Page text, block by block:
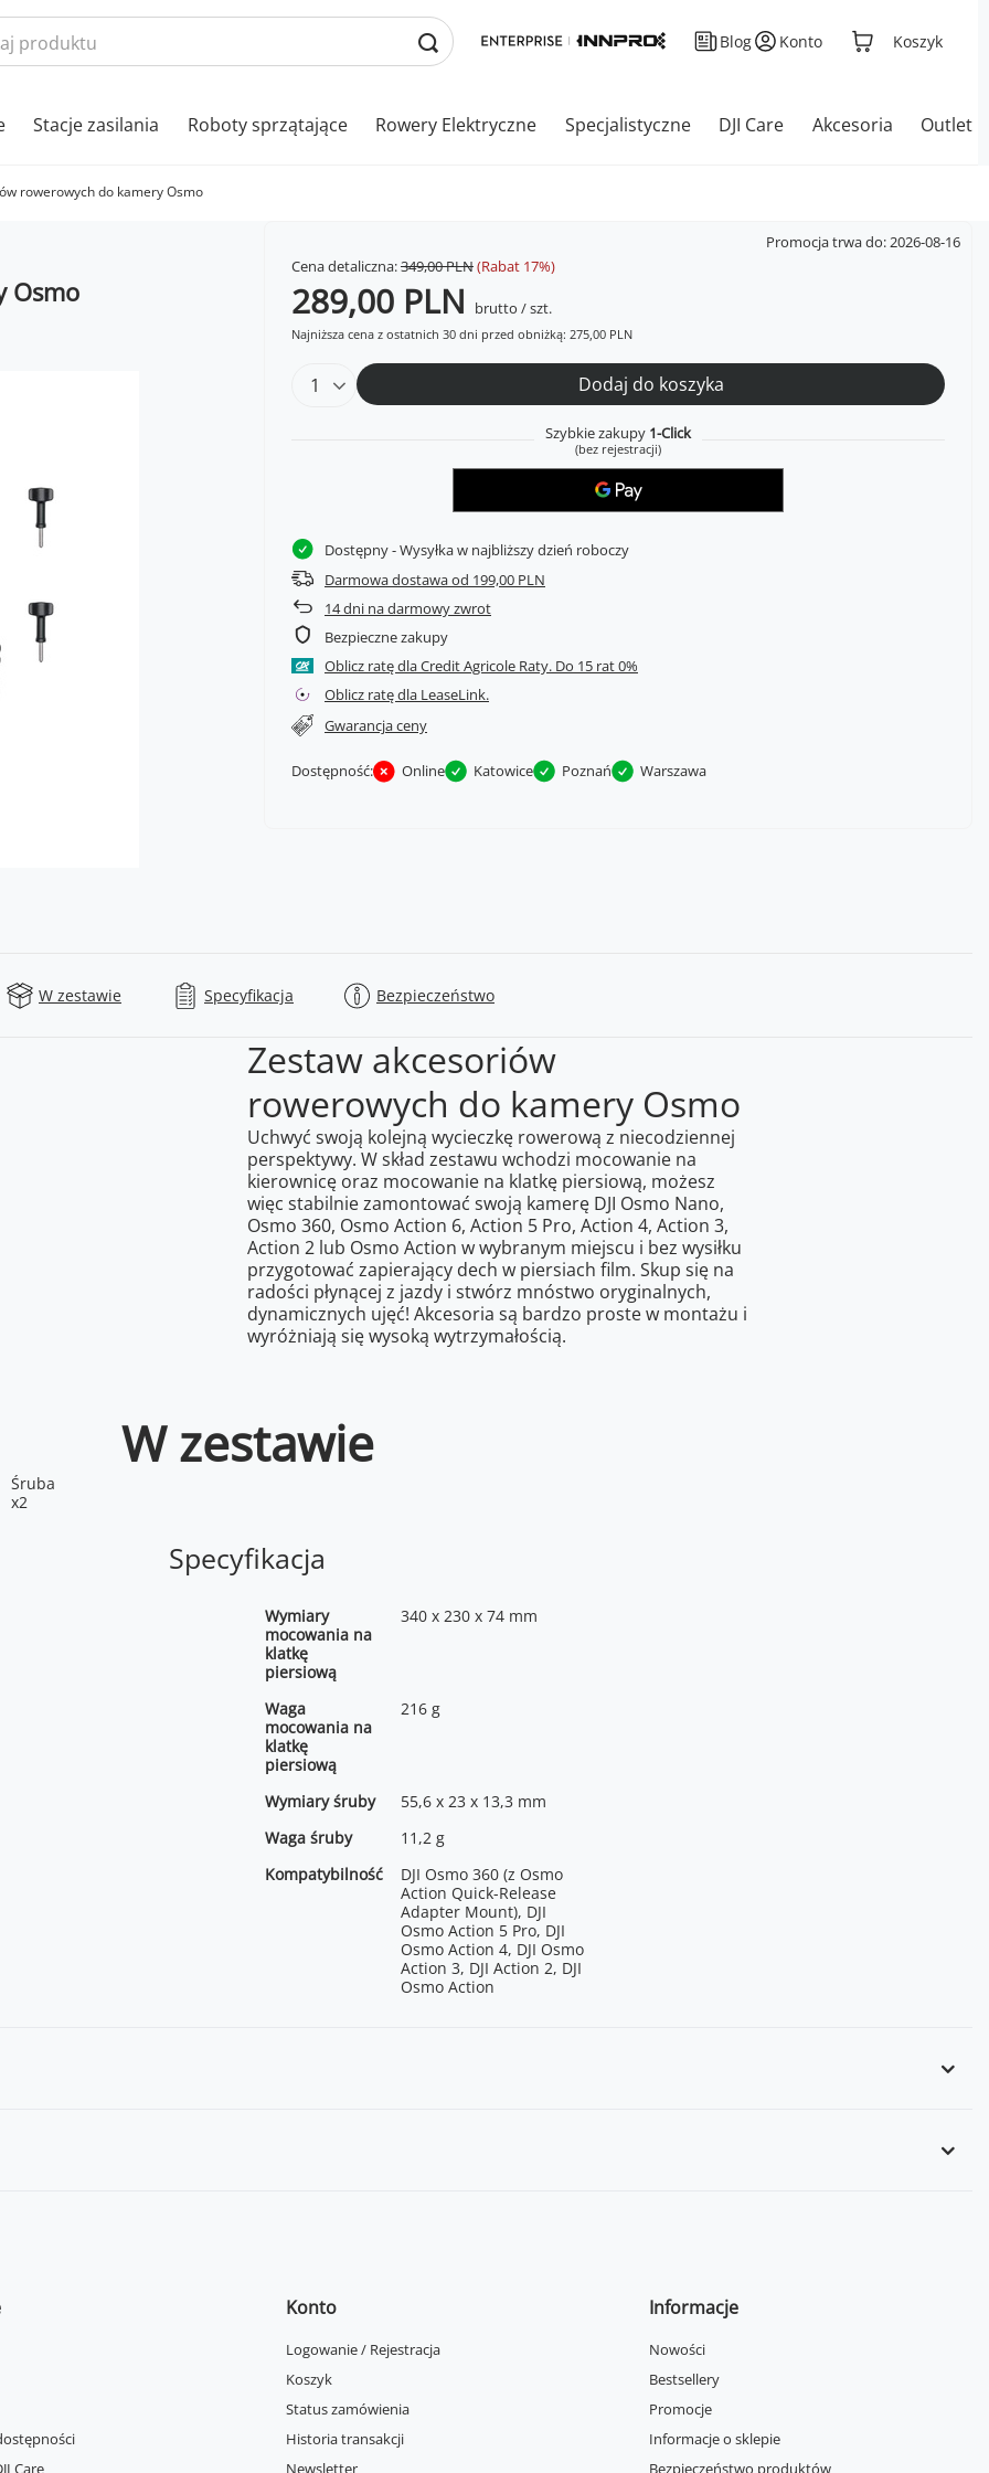
Blog Konto Koszyk
Stacje zasilania Roboty sprzątające Rowery Elektryczne Specjalistyczne DJI Care Akcesoria Outlet
rowerowych do kamery Osmo
Osmo
Cena detaliczna:349,00 PLN(Rabat 17%)
289,00 PLN brutto /szt.
Najniższa cena z ostatnich 30 dni przed obniżką: 275,00 PLN
Promocja trwa do: 2026-08-16
Dodaj do koszyka
Szybkie zakupy 1-Click
(bez rejestracji)
Dostępny- Wysyłka w najbliższy dzień roboczy
Darmowa dostawa od 199,00 PLN
14dni na darmowy zwrot
Bezpieczne zakupy
Oblicz ratę dla Credit Agricole Raty.
Oblicz ratę dla LeaseLink.
Gwarancja ceny
Dostępność: Online Katowice Poznań Warszawa
W zestawie Specyfikacja Bezpieczeństwo
Zestaw akcesoriów
rowerowych do kamery Osmo
Uchwyć swoją kolejną wycieczkę rowerową z niecodziennej
perspektywy. W skład zestawu wchodzi mocowanie na
kierownicę oraz mocowanie na klatkę piersiową, możesz
więc stabilnie zamontować swoją kamerę DJI Osmo Nano,
Osmo 360, Osmo Action 6, Action 5 Pro, Action 4, Action 3,
Action 2 lub Osmo Action w wybranym miejscu i bez wysiłku
przygotować zapierający dech w piersiach film. Skup się na
radości płynącej z jazdy i stwórz mnóstwo oryginalnych,
dynamicznych ujęć! Akcesoria są bardzo proste w montażu i
wyróżniają się wysoką wytrzymałością.
W zestawie
Śruba
x2
Specyfikacja
Wymiary
mocowania na
klatkę
piersiową
340 x 230 x 74 mm
Waga
mocowania na
klatkę
piersiową
216 g
Wymiary śruby
55,6 x 23 x 13,3 mm
Waga śruby
11,2 g
Kompatybilność
DJI Osmo 360 (z Osmo
Action Quick-Release
Adapter Mount), DJI
Osmo Action 5 Pro, DJI
Osmo Action 4, DJI Osmo
Action 3, DJI Action 2, DJI
Osmo Action
Care
Konto
Logowanie / Rejestracja
Koszyk
Status zamówienia
Historia transakcji
Newsletter
Informacje
Nowości
Bestsellery
Promocje
Informacje o sklepie
Bezpieczeństwo produktów